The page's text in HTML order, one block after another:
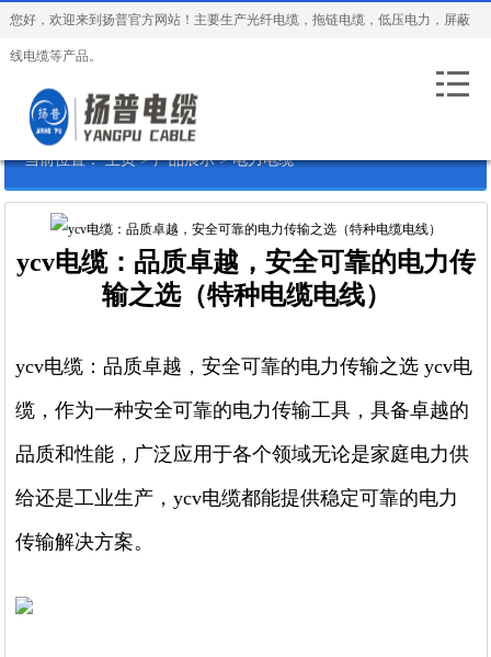
您好，欢迎来到扬普官方网站！主要生产光纤电缆，拖链电缆，低压电力，屏蔽
线电缆等产品。
当前位置：主页>产品展示>电力电缆
ycv电缆：品质卓越，安全可靠的电力传
输之选（特种电缆电线）
ycv电缆：品质卓越，安全可靠的电力传输之选 ycv电
缆，作为一种安全可靠的电力传输工具，具备卓越的
品质和性能，广泛应用于各个领域无论是家庭电力供
给还是工业生产，ycv电缆都能提供稳定可靠的电力
传输解决方案。